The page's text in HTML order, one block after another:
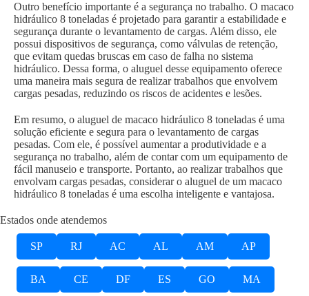
Outro benefício importante é a segurança no trabalho. O macaco
hidráulico 8 toneladas é projetado para garantir a estabilidade e
segurança durante o levantamento de cargas. Além disso, ele
possui dispositivos de segurança, como válvulas de retenção,
que evitam quedas bruscas em caso de falha no sistema
hidráulico. Dessa forma, o aluguel desse equipamento oferece
uma maneira mais segura de realizar trabalhos que envolvem
cargas pesadas, reduzindo os riscos de acidentes e lesões.
Em resumo, o aluguel de macaco hidráulico 8 toneladas é uma
solução eficiente e segura para o levantamento de cargas
pesadas. Com ele, é possível aumentar a produtividade e a
segurança no trabalho, além de contar com um equipamento de
fácil manuseio e transporte. Portanto, ao realizar trabalhos que
envolvam cargas pesadas, considerar o aluguel de um macaco
hidráulico 8 toneladas é uma escolha inteligente e vantajosa.
Estados onde atendemos
SP RJ AC AL AM AP
BA CE DF ES GO MA